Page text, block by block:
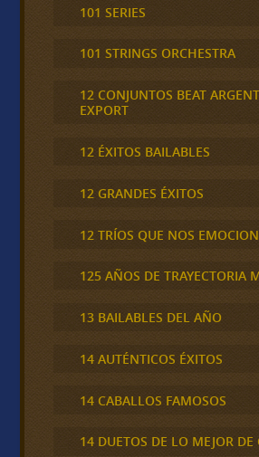
101 SERIES
101 STRINGS ORCHESTRA
12 CONJUNTOS BEAT
EXPORT
12 ÉXITOS BAILABLES
12 GRANDES ÉXITOS
12 TRÍOS QUE NOS
125 AÑOS DE TRAYECTORIA
13 BAILABLES DEL AÑO
14 AUTÉNTICOS ÉXITOS
14 CABALLOS FAMOSOS
14 DUETOS DE LO MEJOR